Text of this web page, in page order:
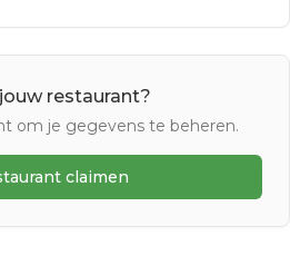
restaurant?
om je gegevens te beheren.
claimen